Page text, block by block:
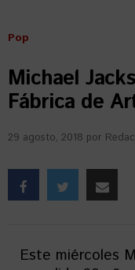
Pop
Michael
Fábrica de
29 agosto, 2018 por
Este miércoles